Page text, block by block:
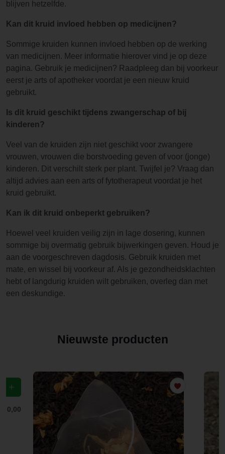
blijven hetzelfde.
Kan dit kruid invloed hebben op medicijnen?
Sommige kruiden kunnen invloed hebben op de werking
van medicijnen. Meer informatie hierover vind je op deze
pagina. Gebruik je medicijnen? Raadpleeg dan bij voorkeur
eerst je arts of apotheker voordat je een nieuw kruid
gebruikt.
Is dit kruid geschikt tijdens zwangerschap of bij
kinderen?
Veel van de kruiden zijn niet geschikt voor zwangere
vrouwen, vrouwen die borstvoeding geven of voor (jonge)
kinderen. Dit verschilt sterk per plant. Twijfel je? Vraag dan
altijd advies aan een arts of fytotherapeut voordat je het
kruid gebruikt.
Kan ik dit kruid onbeperkt gebruiken?
Hoewel veel kruiden veilig zijn in lage dosering, kunnen
sommige bij overmatig gebruik bijwerkingen geven. Houd je
aan de voorgeschreven dagdosis. Gebruik kruiden met
mate, en wissel bij voorkeur af. Als je gezondheidsklachten
hebt of langdurig kruiden wilt gebruiken, overleg dan met
een deskundige.
Nieuwste producten
€ 0,00